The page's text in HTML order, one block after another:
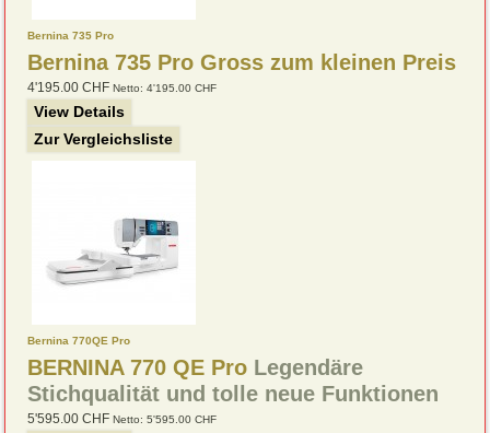
Bernina 735 Pro
Bernina 735 Pro Gross zum kleinen Preis
4'195.00 CHF Netto: 4'195.00 CHF
View Details
Zur Vergleichsliste
Bernina 770QE Pro
BERNINA 770 QE Pro Legendäre
Stichqualität und tolle neue Funktionen
5'595.00 CHF Netto: 5'595.00 CHF